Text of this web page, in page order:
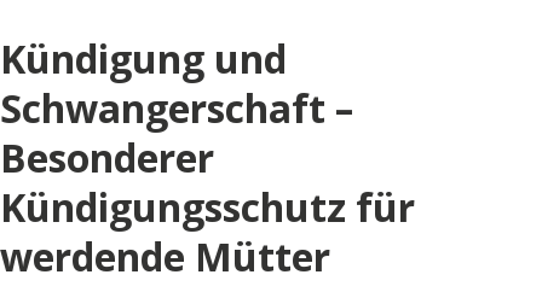
Kündigung und
Schwangerschaft –
Besonderer
Kündigungsschutz für
werdende Mütter